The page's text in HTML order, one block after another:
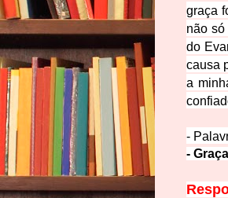
graça
não só
do
causa
a
-
-